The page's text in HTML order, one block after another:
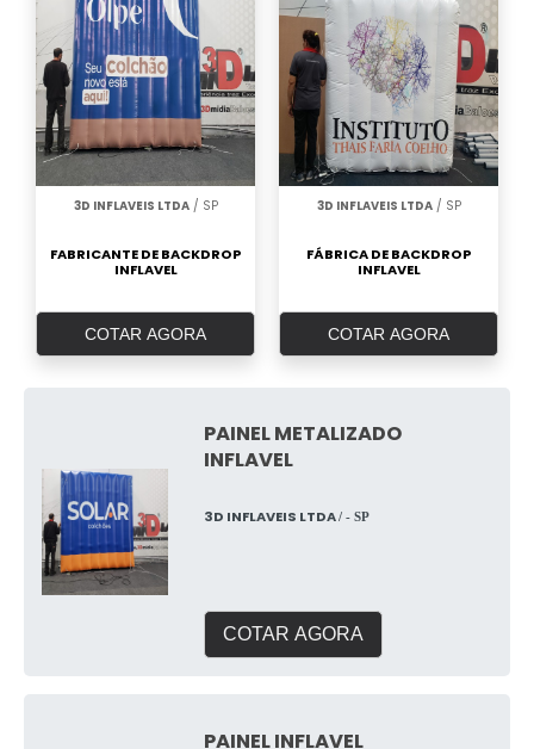
3D INFLAVEIS LTDA/ SP
FABRICANTE DE BACKDROP
INFLAVEL
COTAR AGORA
3D INFLAVEIS LTDA/ SP
FÁBRICA DE BACKDROP
INFLAVEL
COTAR AGORA
PAINEL METALIZADO
INFLAVEL
3D INFLAVEIS LTDA/ - SP
COTAR AGORA
PAINEL INFLAVEL